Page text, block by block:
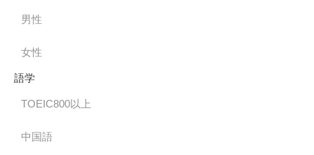
男性
女性
語学
TOEIC800以上
中国語